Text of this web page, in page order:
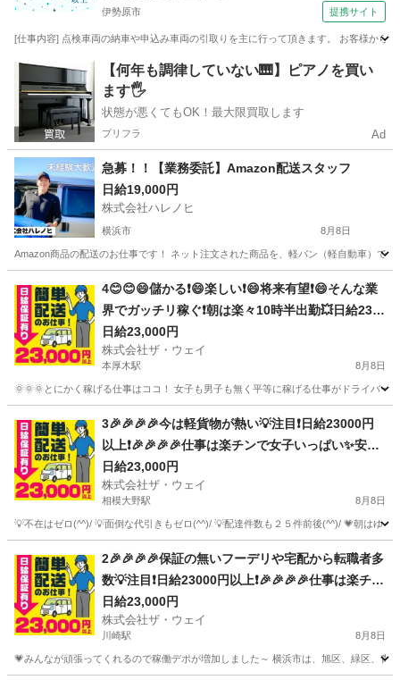
伊勢原市 提携サイト
[仕事内容] 点検車両の納車や申込み車両の引取りを主に行って頂きます。 お客様から
神奈川 伊勢原市 ドライバー
【何年も調律していない🎹】ピアノを買い
ます🖐️
状態が悪くてもOK！最大限買取します
プリフラ Ad
急募！！【業務委託】Amazon配送スタッフ
日給19,000円
株式会社ハレノヒ
横浜市 8月8日
Amazon商品の配送のお仕事です！ ネット注文された商品を、軽バン（軽自動車）で
配送 スタッフ
4😊😊😄儲かる❗️😄楽しい❗️😄将来有望❗️😄そんな業
界でガッチリ稼ぐ❗️朝は楽々10時半出勤💥日給230
00円以上❗️事業拡大につき大量募集❗️❗️❗️
日給23,000円
株式会社ザ・ウェイ
本厚木駅 8月8日
🌞🌞🌞とにかく稼げる仕事はココ！ 女子も男子も無く平等に稼げる仕事がドライバ
本厚木駅 ドライバー ネットスーパー
3🎉🎉🎉🎉今は軽貨物が熱い💡注目❗️日給23000円
以上❗️🎉🎉🎉🎉仕事は楽チンで女子いっぱい✨安定
収入😄完全週休2日制だよ💗
日給23,000円
株式会社ザ・ウェイ
相模大野駅 8月8日
💡不在はゼロ(^^)/ 💡面倒な代引きもゼロ(^^)/ 💡配達件数も２５件前後(^^)/ 💗朝はゆ
相模大野駅 ネットスーパー
2🎉🎉🎉🎉保証の無いフーデリや宅配から転職者多
数💡注目❗️日給23000円以上❗️🎉🎉🎉🎉仕事は楽チン
で女子いっぱい✨安定収入😄完全週休2日制だよ💗
日給23,000円
株式会社ザ・ウェイ
川崎駅 8月8日
💗みんなが頑張ってくれるので稼働デポが増加しました～ 横浜市は、旭区、緑区、